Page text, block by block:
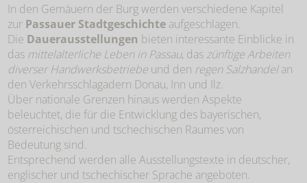
In den Gemäuern der Burg werden verschiedene Kapitel
zur Passauer Stadtgeschichte aufgeschlagen.
Die Dauerausstellungen bieten interessante Einblicke in
das mittelalterliche Leben in Passau, das zünftige Arbeiten
diverser Handwerksbetriebe und den regen Salzhandelan
den Verkehrsschlagadern Donau, Inn und Ilz.
Über nationale Grenzen hinaus werden Aspekte
beleuchtet, die für die Entwicklung des bayerischen,
österreichischen und tschechischen Raumes von
Bedeutung sind.
Entsprechend werden alle Ausstellungstexte in deutscher,
englischer und tschechischer Sprache angeboten.